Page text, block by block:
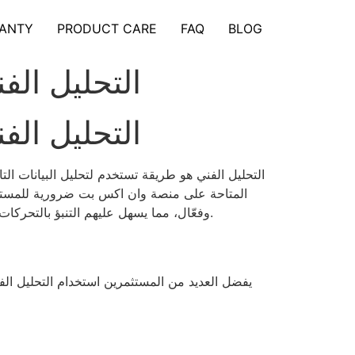
PRODUCT CARE FAQ BLOG
التحليل
التحليل
التحليل الفني هو طريقة تستخدم لتحليل البيانات
المتاحة على منصة وان اكس بت ضرورية
وفعّال، مما يسهل عليهم التنبؤ بالتحركات القادمة للأسعار. في هذا المقال، سنستعرض بعض الأدوات المتاحة على وان اكس بت وكيفية استخدامها في التحليل الفني.
يفضل العديد من المستثمرين استخدام التحليل